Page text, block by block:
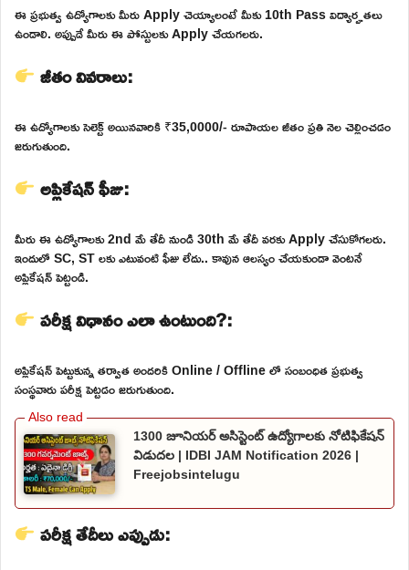
ఈ ప్రభుత్వ ఉద్యోగాలకు మీరు Apply చెయ్యాలంటే మీకు 10th Pass విద్యార్హతలు
ఉండాలి. అప్పుడే మీరు ఈ పోస్టులకు Apply చేయగలరు.
జీతం వివరాలు:
ఈ ఉద్యోగాలకు సెలెక్ట్ అయినవారికి ₹35,0000/- రూపాయల జీతం ప్రతి నెల చెల్లించడం
జరుగుతుంది.
అప్లికేషన్ ఫీజు:
మీరు ఈ ఉద్యోగాలకు 2nd మే తేదీ నుండి 30th మే తేదీ వరకు Apply చేసుకోగలరు.
ఇందులో SC, ST లకు ఎటువంటి ఫీజు లేదు.. కావున ఆలస్యం చేయకుండా వెంటనే
అప్లికేషన్ పెట్టండి.
పరీక్ష విధానం ఎలా ఉంటుంది?:
అప్లికేషన్ పెట్టుకున్న తర్వాత అందరికి Online / Offline లో సంబంధిత ప్రభుత్వ
సంస్థవారు పరీక్ష పెట్టడం జరుగుతుంది.
1300 జూనియర్ అసిస్టెంట్ ఉద్యోగాలకు నోటిఫికేషన్
విడుదల | IDBI JAM Notification 2026 |
Freejobsintelugu
పరీక్ష తేదీలు ఎప్పుడు: